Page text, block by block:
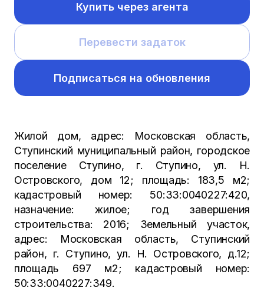
Купить через агента
Перевести задаток
Подписаться на обновления
Жилой дом, адрес: Московская область,
Ступинский муниципальный район, городское
поселение Ступино, г. Ступино, ул. Н.
Островского, дом 12; площадь: 183,5 м2;
кадастровый номер: 50:33:0040227:420,
назначение: жилое; год завершения
строительства: 2016; Земельный участок,
адрес: Московская область, Ступинский
район, г. Ступино, ул. Н. Островского, д.12;
площадь 697 м2; кадастровый номер:
50:33:0040227:349.